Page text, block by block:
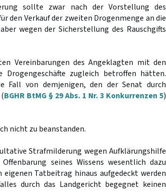
sollte zwar nach der Vorstellung des
den Verkauf der zweiten Drogenmenge an die
wegen der Sicherstellung des Rauschgifts
Vereinbarungen des Angeklagten mit den
zugleich betroffen hätten.
Fall von demjenigen, den der Senat durch
BGHR BtMG § 29 Abs. 1 Nr. 3 Konkurrenzen 5)
nicht zu beanstanden.
Strafmilderung wegen Aufklärungshilfe
seines Wissens wesentlich dazu
Tatbeitrag hinaus aufgedeckt werden
durch das Landgericht begegnet keinen